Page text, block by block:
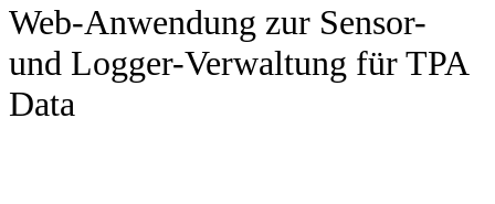
Web-Anwendung zur Sensor-
und Logger-Verwaltung für TPA
Data